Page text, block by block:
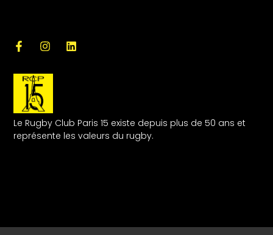
Le Rugby Club Paris 15 existe depuis plus de 50 ans et
représente les valeurs du rugby.